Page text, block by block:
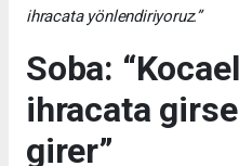
ihracata yönlendiriyoruz.”
Soba:
ihracata
girer”